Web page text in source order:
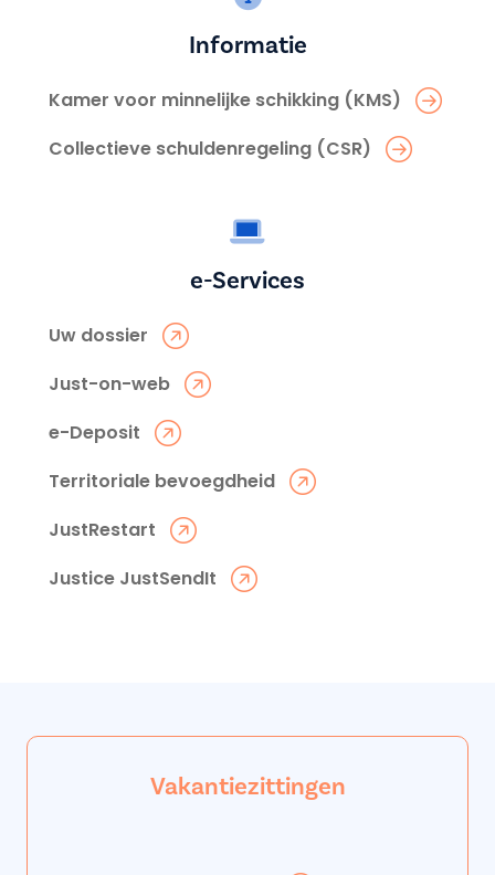
Informatie
Kamer voor minnelijke schikking (KMS)
Collectieve schuldenregeling (CSR)
e-Services
Uw dossier
Just-on-web
e-Deposit
Territoriale bevoegdheid
JustRestart
Justice JustSendIt
Vakantiezittingen